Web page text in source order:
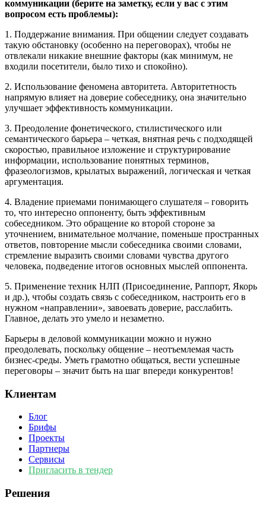
коммуникации (берите на заметку, если у вас с этим
вопросом есть проблемы):
1. Поддержание внимания. При общении следует создавать
такую обстановку (особенно на переговорах), чтобы не
отвлекали никакие внешние факторы (как минимум, не
входили посетители, было тихо и спокойно).
2. Использование феномена авторитета. Авторитетность
напрямую влияет на доверие собеседнику, она значительно
улучшает эффективность коммуникации.
3. Преодоление фонетического, стилистического или
семантического барьера – четкая, внятная речь с подходящей
скоростью, правильное изложение и структурирование
информации, использование понятных терминов,
фразеологизмов, крылатых выражений, логическая и четкая
аргументация.
4. Владение приемами понимающего слушателя – говорить
то, что интересно оппоненту, быть эффективным
собеседником. Это обращение ко второй стороне за
уточнением, внимательное молчание, поменьше пространных
ответов, повторение мысли собеседника своими словами,
стремление выразить своими словами чувства другого
человека, подведение итогов основных мыслей оппонента.
5. Применение техник НЛП (Присоединение, Раппорт, Якорь
и др.), чтобы создать связь с собеседником, настроить его в
нужном «направлении», завоевать доверие, расслабить.
Главное, делать это умело и незаметно.
Барьеры в деловой коммуникации можно и нужно
преодолевать, поскольку общение – неотъемлемая часть
бизнес-среды. Уметь грамотно общаться, вести успешные
переговоры – значит быть на шаг впереди конкурентов!
Клиентам
Блог
Брифы
Проекты
Партнеры
Сервисы
Пригласить в тендер
Решения